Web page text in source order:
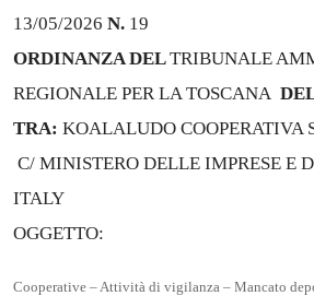
13/05/2026 N. 19
ORDINANZA DELTRIBUNALE
REGIONALE PER LA TOSCANA
TRA: KOALALUDO COOPERATIVA
C/ MINISTERO DELLE IMPRESE E
ITALY
OGGETTO:
Cooperative – Attività di vigilanza – Mancato